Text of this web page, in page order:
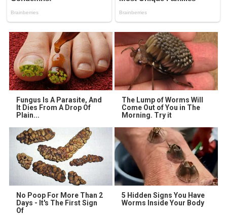
Fungus Is A Parasite, And
It Dies From A Drop Of
Plain...
The Lump of Worms Will
Come Out of You in The
Morning. Try it
No Poop For More Than 2
Days - It's The First Sign
Of
5 Hidden Signs You Have
Worms Inside Your Body